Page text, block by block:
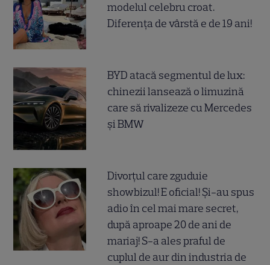
modelul celebru croat.
Diferența de vârstă e de 19 ani!
BYD atacă segmentul de lux:
chinezii lansează o limuzină
care să rivalizeze cu Mercedes
și BMW
Divorțul care zguduie
showbizul! E oficial! Și-au spus
adio în cel mai mare secret,
după aproape 20 de ani de
mariaj! S-a ales praful de
cuplul de aur din industria de